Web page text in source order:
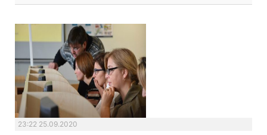
23:22 25.09.2020